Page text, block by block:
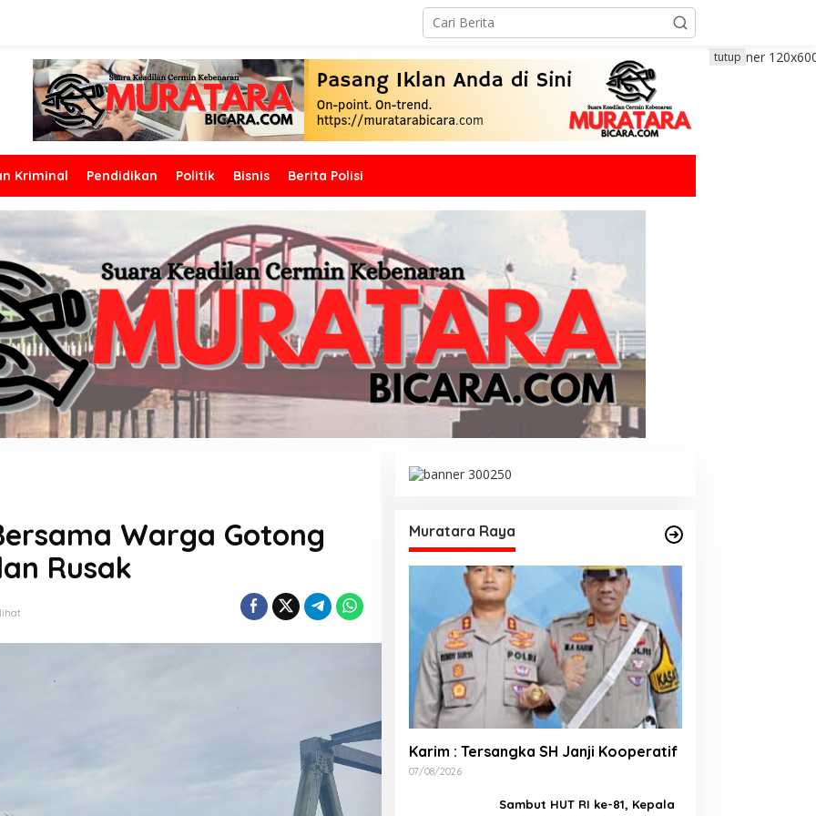
Kriminal Pendidikan Politik Bisnis Berita Polisi
tutup
Warga Gotong
Rusak
Muratara Raya
Karim : Tersangka SH Janji Kooperatif
07/08/2026
Sambut HUT RI ke-81, Kepala